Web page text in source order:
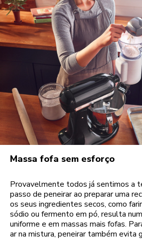
Massa fofa sem esforço
Provavelmente todos já sentimos a
passo de peneirar ao preparar uma
os seus ingredientes secos, como
sódio ou fermento em pó, resulta
uniforme e em massas mais fofas.
ar na mistura, peneirar também evita